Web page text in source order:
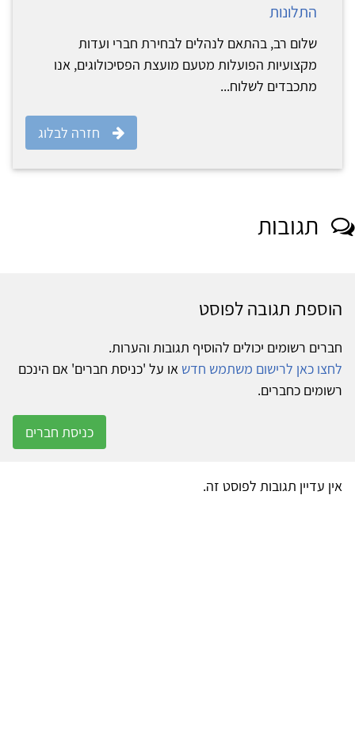
התלונות
שלום רב, בהתאם לנהלים לבחירת חברי ועדות
מקצועיות הפועלות מטעם מועצת הפסיכולוגים, אנו
מתכבדים לשלוח...
חזרה לבלוג
תגובות
הוספת תגובה לפוסט
חברים רשומים יכולים להוסיף תגובות והערות.
לחצו כאן לרישום משתמש חדש או על 'כניסת חברים' אם הינכם
רשומים כחברים.
כניסת חברים
אין עדיין תגובות לפוסט זה.